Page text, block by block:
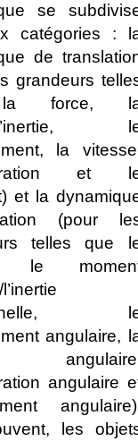
se
catégories :
de
grandeurs
force,
l’inertie,
la
et
et la
(pour
telles que
le
angulaire,
angulaire
les